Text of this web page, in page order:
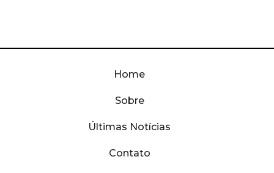
Home
Sobre
Últimas Notícias
Contato